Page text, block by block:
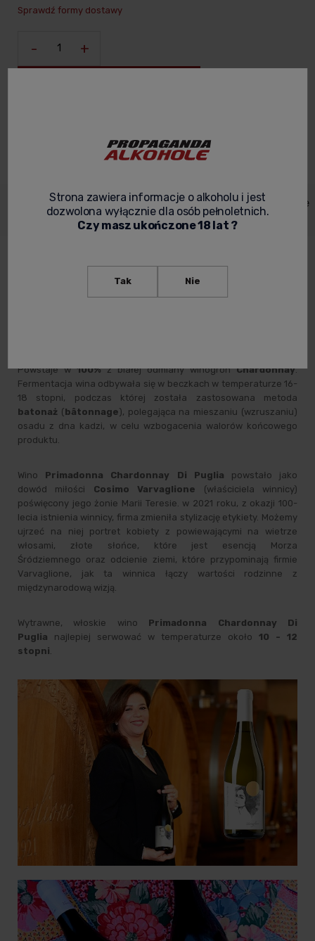
Sprawdź formy dostawy
- +
poleć znajomemu
Dane
produktu
Koszty
dostawy
Opinie o
produkcie
Zabezpieczenie
produktów
Puglia – eleganckie chardonnay z
Powstaje w100%z białej odmiany winogronChardonnay.
Fermentacja wina odbywała się w beczkach w temperaturze 16-
18 stopni, podczas której została zastosowana metoda
batonaż (bâtonnage), polegająca na mieszaniu (wzruszaniu)
osadu z dna kadzi, w celu wzbogacenia walorów końcowego
produktu.
Wino Primadonna Chardonnay Di Puglia powstało jako
dowód miłości Cosimo Varvaglione (właściciela winnicy)
poświęcony jego żonie Marii Teresie. w 2021 roku, z okazji 100-
lecia istnienia winnicy, firma zmieniła stylizację etykiety. Możemy
ujrzeć na niej portret kobiety z powiewającymi na wietrze
włosami, złote słońce, które jest esencją Morza
Śródziemnego oraz odcienie ziemi, które przypominają firmie
Varvaglione, jak ta winnica łączy wartości rodzinne z
międzynarodową wizją.
Wytrawne, włoskie wino
Primadonna Chardonnay Di
Puglia najlepiej serwować w temperaturze około 10 - 12
stopni
Strona zawiera informacje o alkoholu i jest
dozwolona wyłącznie dla osób pełnoletnich.
Czy masz ukończone 18 lat ?
Tak Nie